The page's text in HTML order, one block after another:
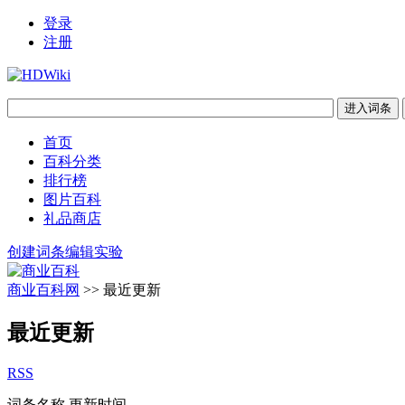
登录
注册
首页
百科分类
排行榜
图片百科
礼品商店
创建词条编辑实验
商业百科网 >> 最近更新
最近更新
RSS